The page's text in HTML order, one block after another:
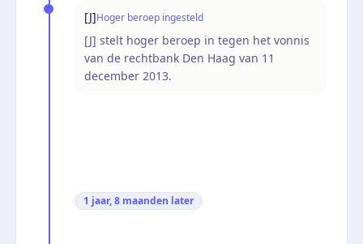
[J]Hoger beroep ingesteld
[J] stelt hoger beroep in tegen het vonnis
van de rechtbank Den Haag van 11
december 2013.
1 jaar, 8 maanden later